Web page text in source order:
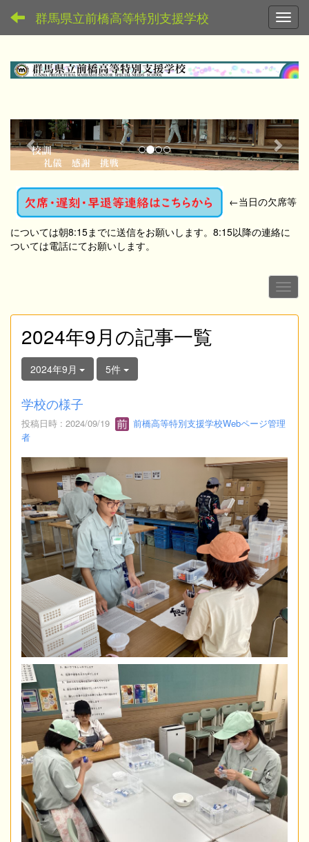
群馬県立前橋高等特別支援学校
p
r
e
v
i
o
u
n
e
x
←当日の欠席等
については朝8:15までに送信をお願いします。8:15以降の連絡に
ついては電話にてお願いします。
2024年9月の記事一覧
2024年9月 5件
学校の様子
投稿日時 : 2024/09/19
前橋高等特別支援学校Webページ管理
者